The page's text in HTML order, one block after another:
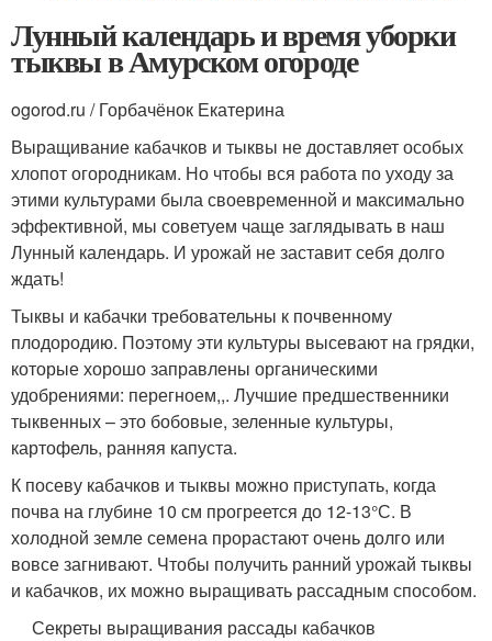
Лунный календарь и время уборки
тыквы в Амурском огороде
ogorod.ru / Горбачёнок Екатерина
Выращивание кабачков и тыквы не доставляет особых
хлопот огородникам. Но чтобы вся работа по уходу за
этими культурами была своевременной и максимально
эффективной, мы советуем чаще заглядывать в наш
Лунный календарь. И урожай не заставит себя долго
ждать!
Тыквы и кабачки требовательны к почвенному
плодородию. Поэтому эти культуры высевают на грядки,
которые хорошо заправлены органическими
удобрениями: перегноем,,. Лучшие предшественники
тыквенных – это бобовые, зеленные культуры,
картофель, ранняя капуста.
К посеву кабачков и тыквы можно приступать, когда
почва на глубине 10 см прогреется до 12-13°С. В
холодной земле семена прорастают очень долго или
вовсе загнивают. Чтобы получить ранний урожай тыквы
и кабачков, их можно выращивать рассадным способом.
Секреты выращивания рассады кабачков